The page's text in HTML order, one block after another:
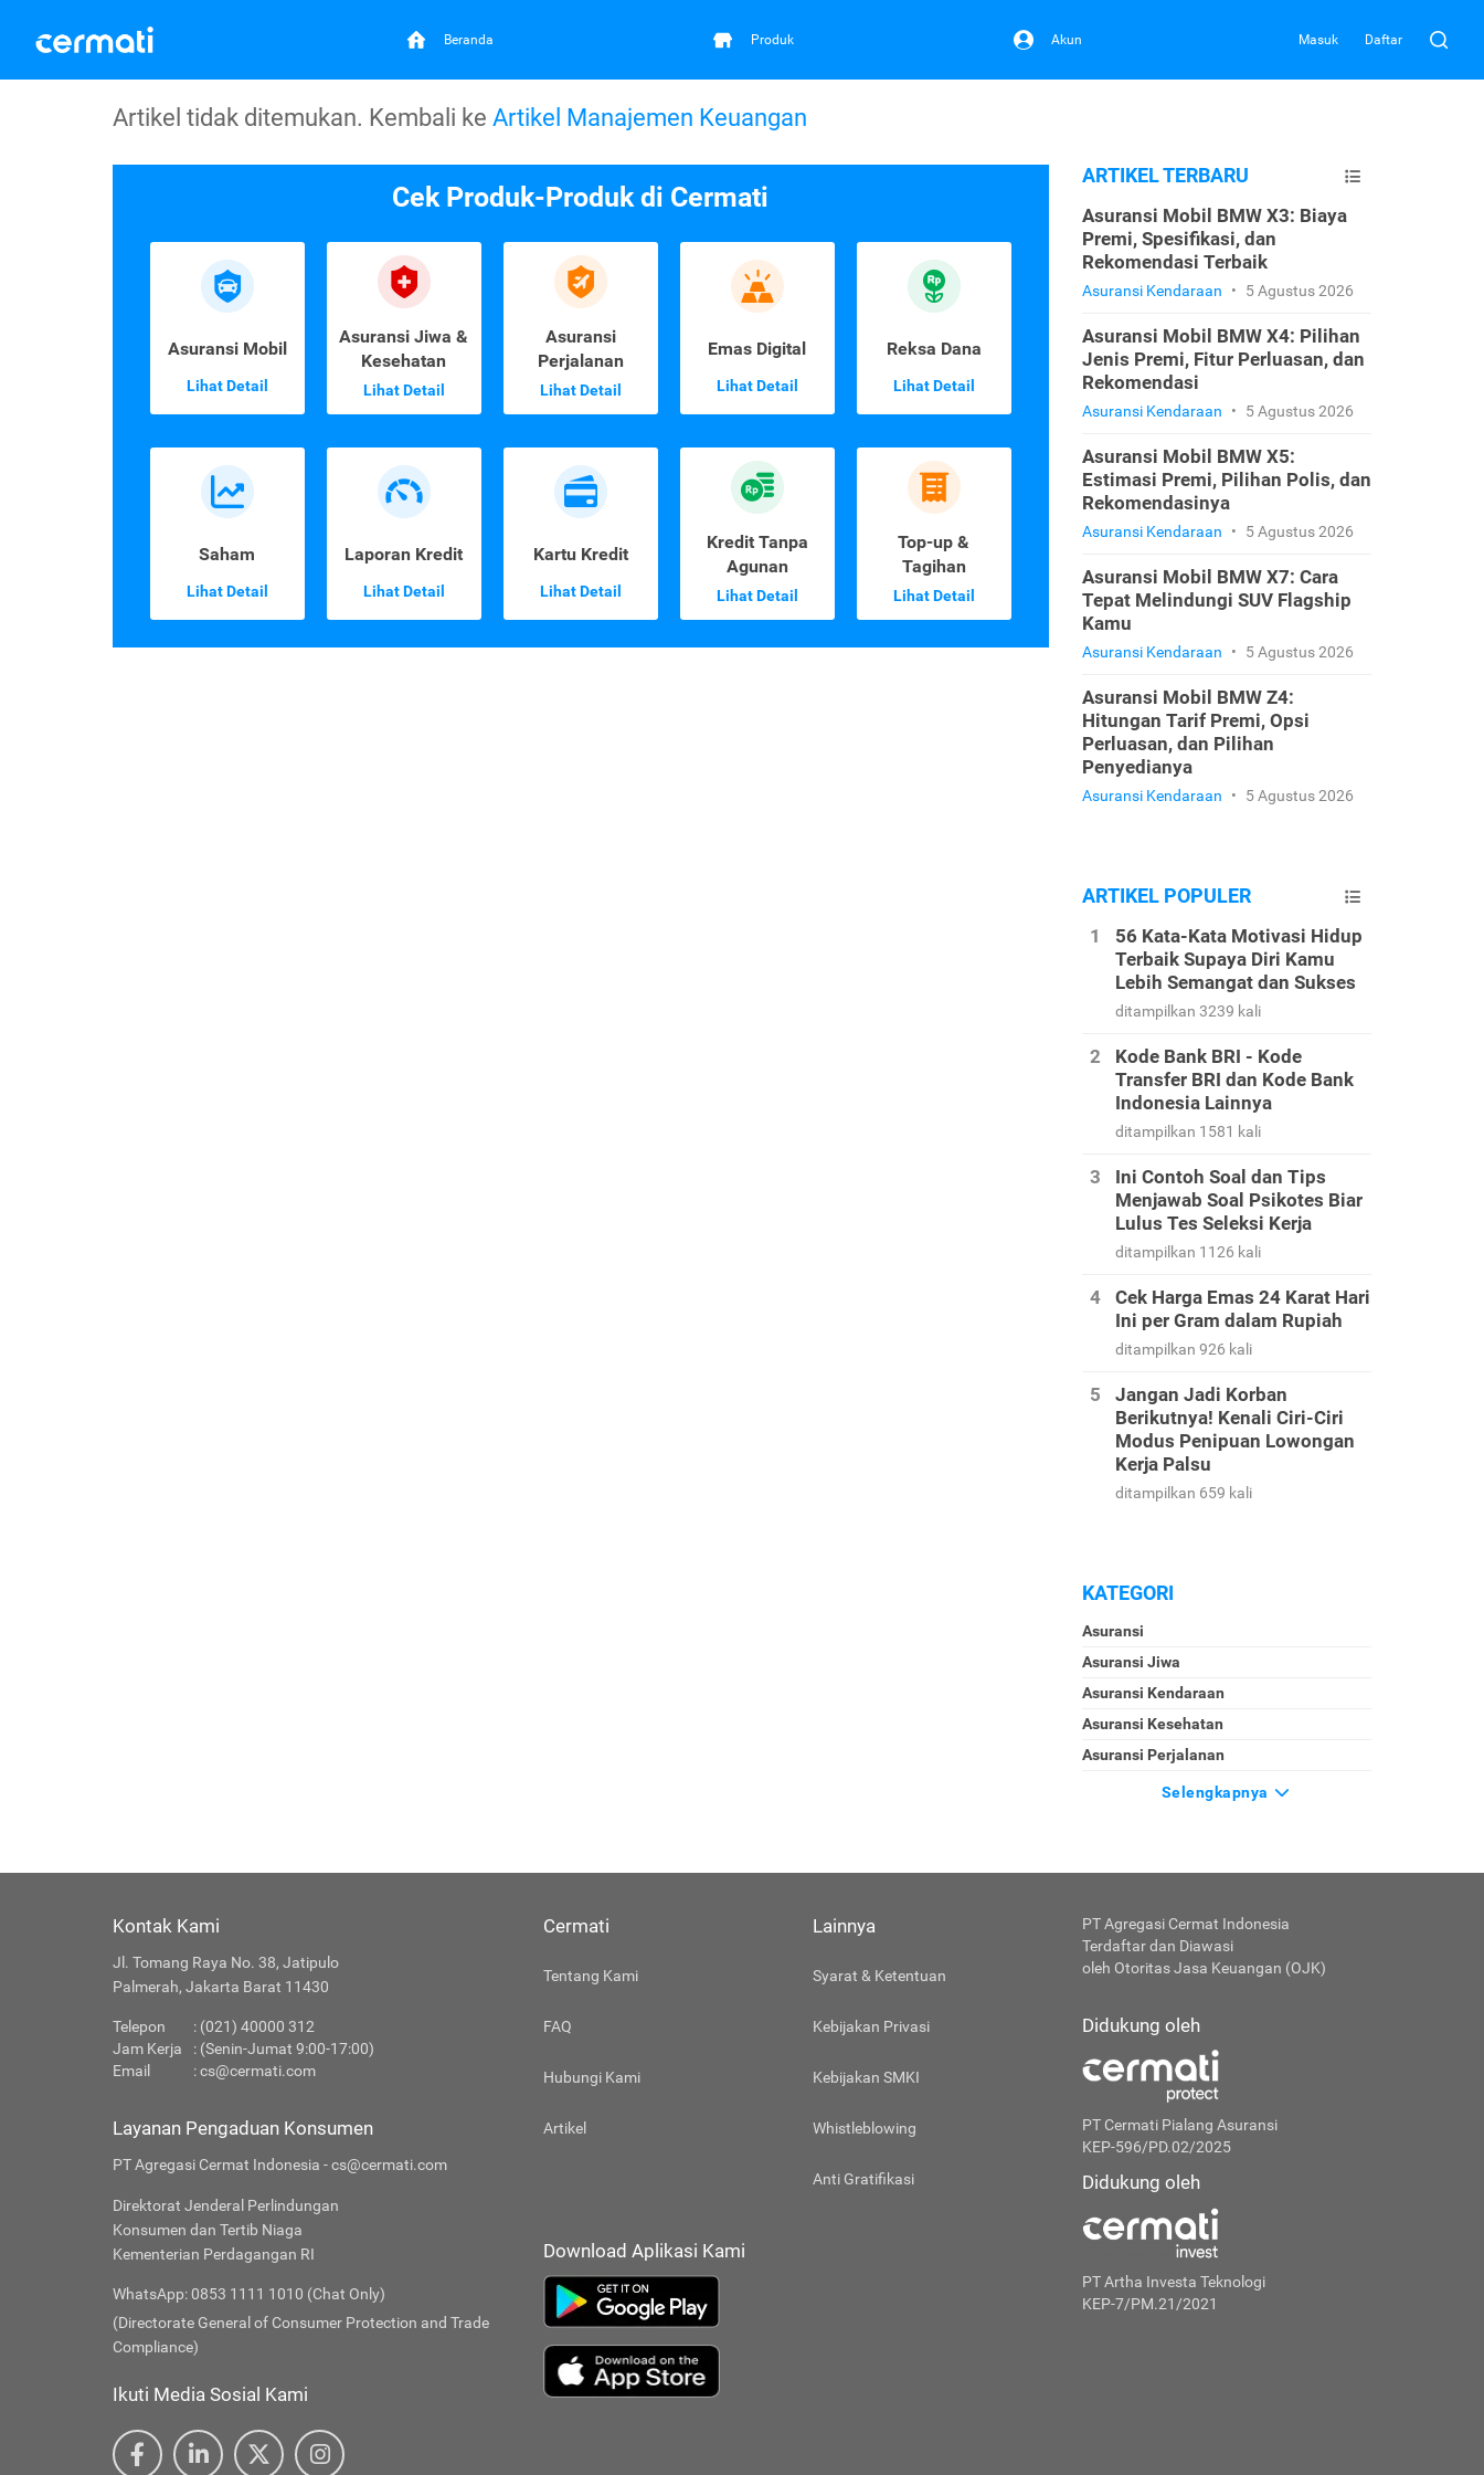
Beranda Produk Akun Masuk Daftar
Artikel tidak ditemukan. Kembali ke Artikel Manajemen Keuangan
Cek Produk-Produk di Cermati
Asuransi Mobil
Lihat Detail
Asuransi Jiwa &
Kesehatan
Lihat Detail
Asuransi
Perjalanan
Lihat Detail
Emas Digital
Lihat Detail
Reksa Dana
Lihat Detail
Saham
Lihat Detail
Laporan Kredit
Lihat Detail
Kartu Kredit
Lihat Detail
Kredit Tanpa
Agunan
Lihat Detail
Top-up &
Tagihan
Lihat Detail
ARTIKEL TERBARU
Asuransi Mobil BMW X3: Biaya
Premi, Spesifikasi, dan
Rekomendasi Terbaik
Asuransi Kendaraan • 5 Agustus 2026
Asuransi Mobil BMW X4: Pilihan
Jenis Premi, Fitur Perluasan, dan
Rekomendasi
Asuransi Kendaraan • 5 Agustus 2026
Asuransi Mobil BMW X5:
Estimasi Premi, Pilihan Polis, dan
Rekomendasinya
Asuransi Kendaraan • 5 Agustus 2026
Asuransi Mobil BMW X7: Cara
Tepat Melindungi SUV Flagship
Kamu
Asuransi Kendaraan • 5 Agustus 2026
Asuransi Mobil BMW Z4:
Hitungan Tarif Premi, Opsi
Perluasan, dan Pilihan
Penyedianya
Asuransi Kendaraan • 5 Agustus 2026
ARTIKEL POPULER
56 Kata-Kata Motivasi Hidup
Terbaik Supaya Diri Kamu
Lebih Semangat dan Sukses
ditampilkan 3239 kali
Kode Bank BRI - Kode
Transfer BRI dan Kode Bank
Indonesia Lainnya
ditampilkan 1581 kali
Ini Contoh Soal dan Tips
Menjawab Soal Psikotes Biar
Lulus Tes Seleksi Kerja
ditampilkan 1126 kali
Cek Harga Emas 24 Karat Hari
Ini per Gram dalam Rupiah
ditampilkan 926 kali
Jangan Jadi Korban
Berikutnya! Kenali Ciri-Ciri
Modus Penipuan Lowongan
Kerja Palsu
ditampilkan 659 kali
KATEGORI
Asuransi
Asuransi Jiwa
Asuransi Kendaraan
Asuransi Kesehatan
Asuransi Perjalanan
Selengkapnya
Kontak Kami
Jl. Tomang Raya No. 38, Jatipulo
Palmerah, Jakarta Barat 11430
Telepon
: (021) 40000 312
Jam Kerja
: (Senin-Jumat 9:00-17:00)
Email
:cs@cermati.com
Layanan Pengaduan Konsumen
PT Agregasi Cermat Indonesia - cs@cermati.com
Direktorat Jenderal Perlindungan
Konsumen dan Tertib Niaga
Kementerian Perdagangan RI
WhatsApp: 0853 1111 1010 (Chat Only)
(Directorate General of Consumer Protection and Trade
Compliance)
Ikuti Media Sosial Kami
Cermati
Tentang Kami
FAQ
Hubungi Kami
Artikel
Lainnya
Syarat & Ketentuan
Kebijakan Privasi
Kebijakan SMKI
Whistleblowing
Anti Gratifikasi
Download Aplikasi Kami
PT Agregasi Cermat Indonesia
Terdaftar dan Diawasi
oleh Otoritas Jasa Keuangan (OJK)
Didukung oleh
PT Cermati Pialang Asuransi
KEP-596/PD.02/2025
Didukung oleh
PT Artha Investa Teknologi
KEP-7/PM.21/2021